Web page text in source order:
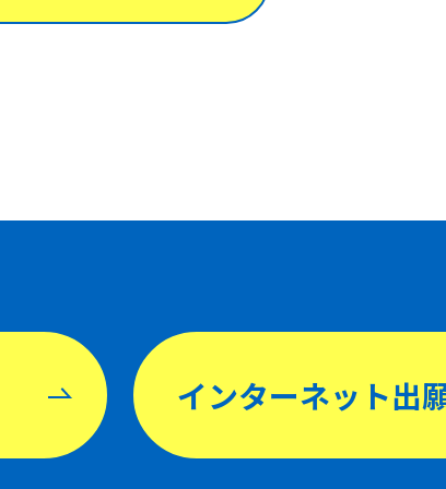
インターネット出